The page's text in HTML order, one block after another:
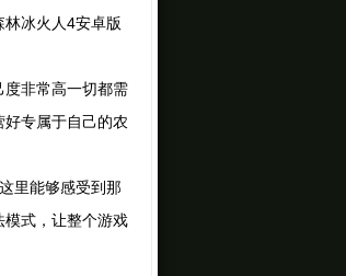
冰火人4安卓版
非常高一切都需
专属于自己的农
里能够感受到那
模式，让整个游戏